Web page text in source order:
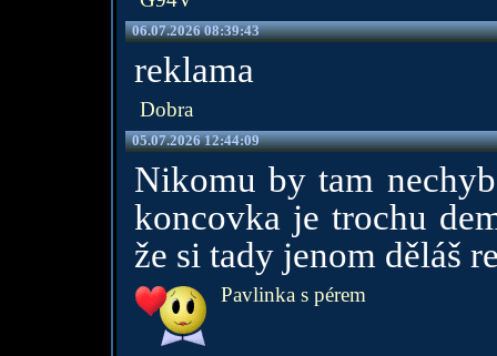
06.07.2026 08:39:43
reklama
Dobra
05.07.2026 12:44:09
Nikomu by tam
koncovka je trochu
že si tady jenom děláš
Pavlinka s pérem